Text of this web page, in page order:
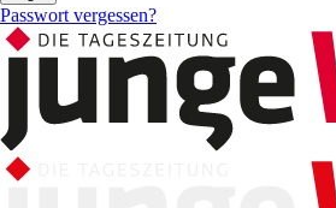
Passwort vergessen?